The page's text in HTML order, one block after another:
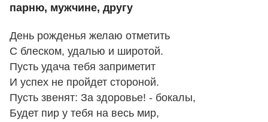
парню, мужчине, другу
День рожденья желаю отметить
С блеском, удалью и широтой.
Пусть удача тебя заприметит
И успех не пройдет стороной.
Пусть звенят: За здоровье! - бокалы,
Будет пир у тебя на весь мир,